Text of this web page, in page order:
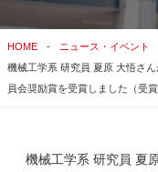
HOME
ニュース・イベント
機械工学系 研究員 夏原 大悟さ
員会奨励賞を受賞しました（受
機械工学系 研究員 夏